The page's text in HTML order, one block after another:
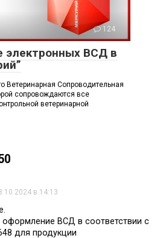
124
электронных ВСД в
Ветеринарная Сопроводительная
сопровождаются все
ветеринарной
в 14:13
оформление ВСД в соответствии с
для продукции